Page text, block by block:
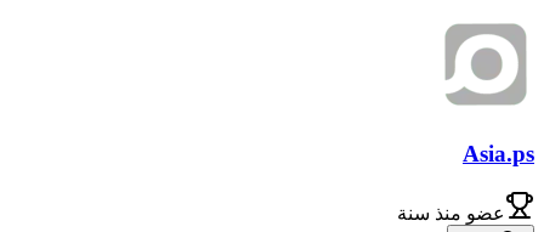
Asia.ps
عضو منذ سنة